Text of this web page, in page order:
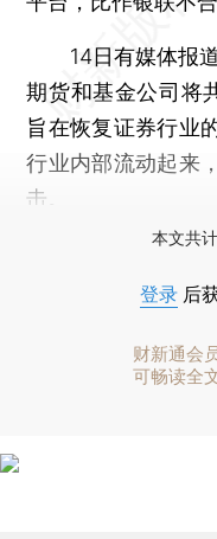
14日有媒体报道
期货和基金公司将
旨在恢复证券行业
行业内部流动起来
击。
本文共
登录 后
财新通会
可畅读全